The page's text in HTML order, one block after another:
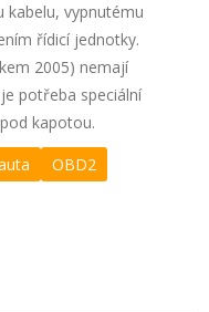
vypnutému
řídicí jednotky.
2005) nemají
potřeba speciální
kapotou.
OBD2